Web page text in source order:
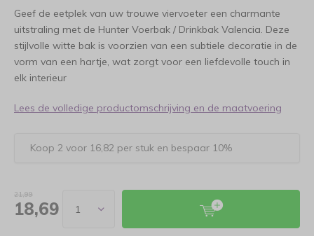
Geef de eetplek van uw trouwe viervoeter een charmante
uitstraling met de Hunter Voerbak / Drinkbak Valencia. Deze
stijlvolle witte bak is voorzien van een subtiele decoratie in de
vorm van een hartje, wat zorgt voor een liefdevolle touch in
elk interieur
Lees de volledige productomschrijving en de maatvoering
Koop 2 voor 16,82 per stuk en bespaar 10%
21,99
18,69